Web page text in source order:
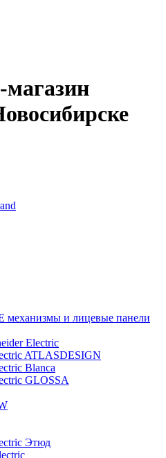
механизмы и лицевые панели
Electric
ATLASDESIGN
Blanca
GLOSSA
Этюд